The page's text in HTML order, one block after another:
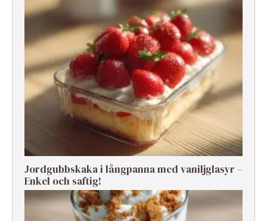
Jordgubbskaka i långpanna med vaniljglasyr –
Enkel och saftig!